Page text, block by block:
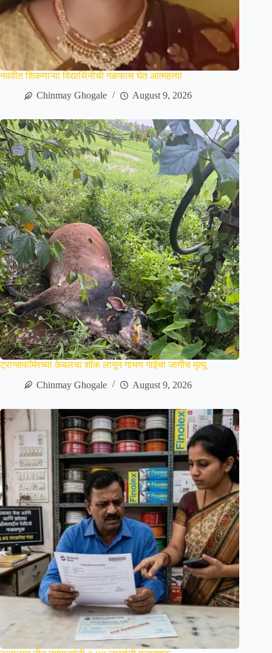
नववीत शिकणाऱ्या विद्यार्थिनीची गळफास घेत आत्महत्या
Chinmay Ghogale
August 9, 2026
ट्रान्सफॉर्मरच्या केबलचा शॉक लागून गाभण गाईचा जागीच मृत्यू
Chinmay Ghogale
August 9, 2026